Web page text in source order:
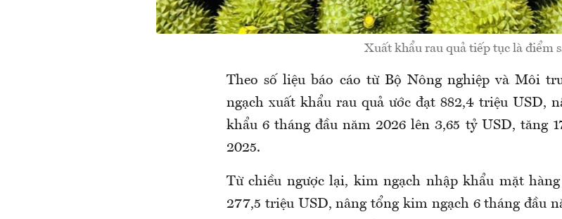
Xuất khẩu rau quả tiếp tục là điểm
Theo số liệu báo cáo từ Bộ Nông nghiệp và Môi
ngạch xuất khẩu rau quả ước đạt 882,4 triệu USD,
khẩu 6 tháng đầu năm 2026 lên 3,65 tỷ USD, tăng
2025.
Từ chiều ngược lại, kim ngạch nhập khẩu mặt
277,5 triệu USD, nâng tổng kim ngạch 6 tháng đầu